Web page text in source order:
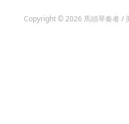
Copyright © 2026 馬頭琴奏者 /